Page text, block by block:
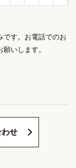
です。お電話でのお
いします。
せ